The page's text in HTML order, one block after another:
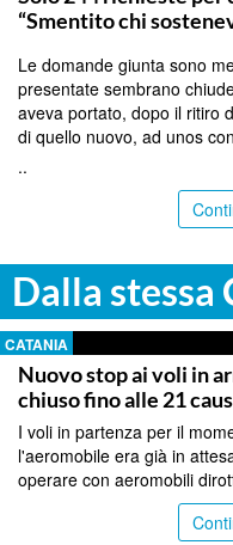
“Smentito chi
Le domande giunta sono
presentate sembrano
aveva portato, dopo il ritiro
di quello nuovo, ad unos
..
Dalla stessa
CATANIA
Nuovo stop ai voli in
chiuso fino alle 21
I voli in partenza per il
l'aeromobile era già in
operare con aeromobili